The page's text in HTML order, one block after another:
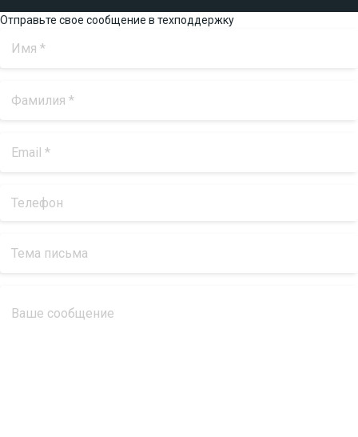
Отправьте свое сообщение в техподдержку